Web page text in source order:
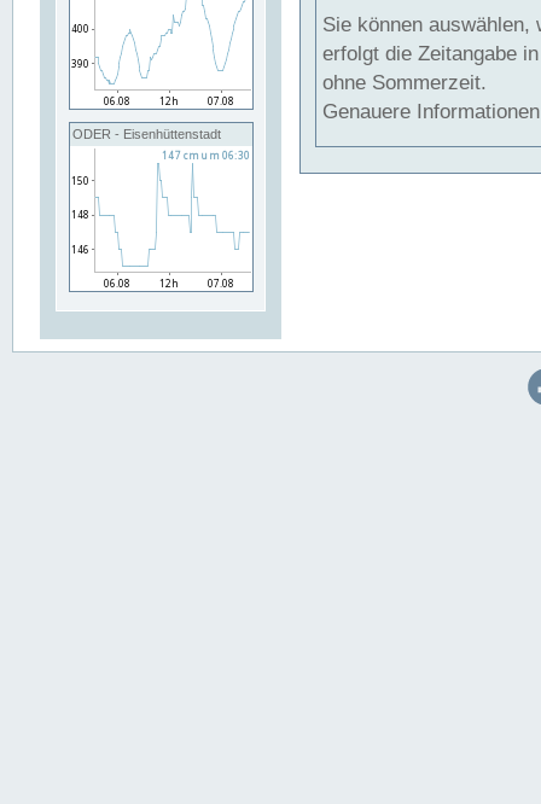
ODER - Eisenhüttenstadt
Sie können auswählen,
erfolgt die Zeitangabe
ohne Sommerzeit.
Genauere